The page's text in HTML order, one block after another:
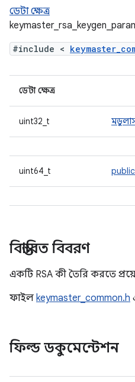
ডেটা ক্ষেত্র
#include <
ডেটা ক্ষেত্র
uint32_t
uint64_t
বিস্তারিত বিবরণ
একটি RSA কী তৈরি করতে
ফাইল keymaster_common.h
ফিল্ড ডকুমেন্টেশন